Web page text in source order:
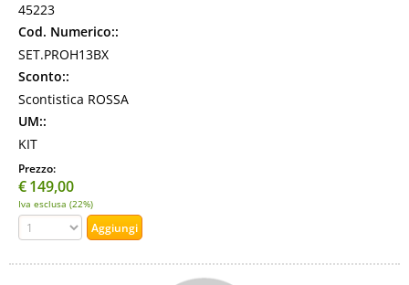
45223
Cod. Numerico::
SET.PROH13BX
Sconto::
Scontistica ROSSA
UM::
KIT
Prezzo:
€149,00
Iva esclusa (22%)